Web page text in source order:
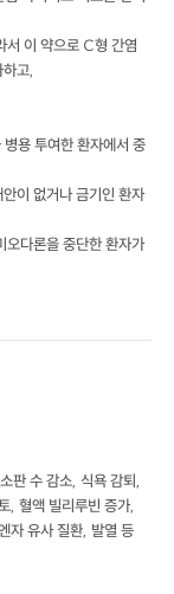
서 이 약으로 C형 간염
고,
용 투여한 환자에서 중
이 없거나 금기인 환자
오다론을 중단한 환자가
판 수 감소, 식욕 감퇴,
, 혈액 빌리루빈 증가,
자 유사 질환, 발열 등